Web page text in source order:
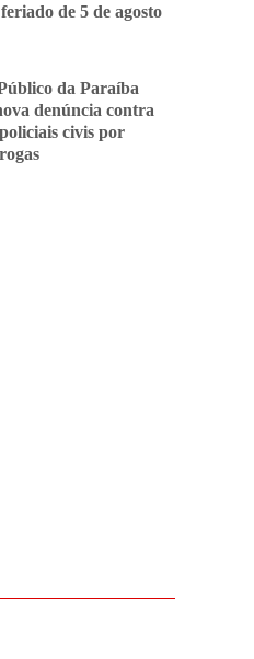
de 5 de agosto
da Paraíba
denúncia contra
civis por